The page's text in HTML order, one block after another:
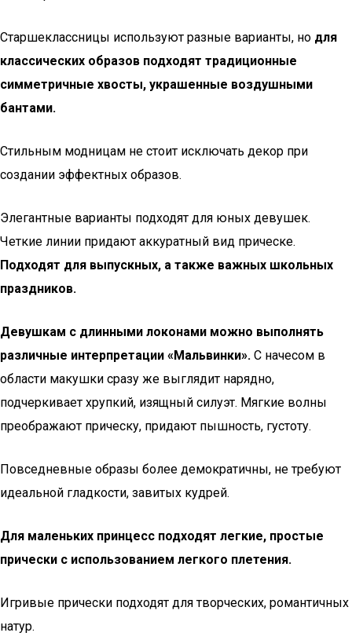
Старшеклассницы используют разные варианты, но для
классических образов подходят традиционные
симметричные хвосты, украшенные воздушными
бантами.
Стильным модницам не стоит исключать декор при
создании эффектных образов.
Элегантные варианты подходят для юных девушек.
Четкие линии придают аккуратный вид прическе.
Подходят для выпускных, а также важных школьных
праздников.
Девушкам с длинными локонами можно выполнять
различные интерпретации «Мальвинки». С начесом в
области макушки сразу же выглядит нарядно,
подчеркивает хрупкий, изящный силуэт. Мягкие волны
преображают прическу, придают пышность, густоту.
Повседневные образы более демократичны, не требуют
идеальной гладкости, завитых кудрей.
Для маленьких принцесс подходят легкие, простые
прически с использованием легкого плетения.
Игривые прически подходят для творческих, романтичных
натур.